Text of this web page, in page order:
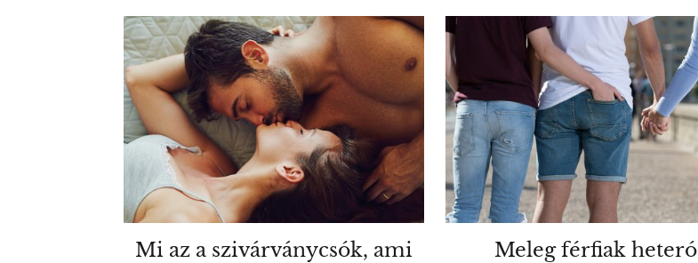
Mi az a szivárványcsók, ami
Meleg férfiak heteró